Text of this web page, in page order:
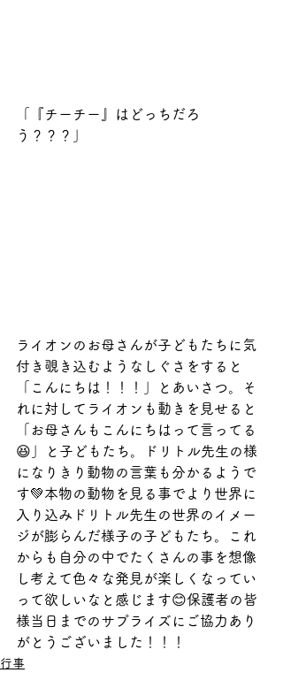
「『チーチー』はどっちだろ
う？？？」
ライオンのお母さんが子どもたちに気
付き覗き込むようなしぐさをすると
「こんにちは！！！」とあいさつ。そ
れに対してライオンも動きを見せると
「お母さんもこんにちはって言ってる
😆」と子どもたち。ドリトル先生の様
になりきり動物の言葉も分かるようで
す💚本物の動物を見る事でより世界に
入り込みドリトル先生の世界のイメー
ジが膨らんだ様子の子どもたち。これ
からも自分の中でたくさんの事を想像
し考えて色々な発見が楽しくなってい
って欲しいなと感じます😊保護者の皆
様当日までのサプライズにご協力あり
がとうございました！！！
行事